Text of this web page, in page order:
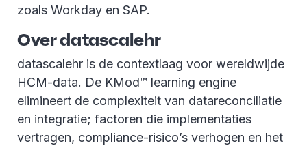
zoals Workday en SAP.
Over datascalehr
datascalehr is de contextlaag voor wereldwijde
HCM-data. De KMod™ learning engine
elimineert de complexiteit van datareconciliatie
en integratie; factoren die implementaties
vertragen, compliance-risico’s verhogen en het